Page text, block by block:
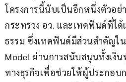
โครงการนี้นับเป็นอีกหนึ่งตัวอย่
กระทรวง อว. และเทดฟันด์ที่ได้
ธรรม ซึ่งเทดฟันด์มีส่วนสำคัญใน
Model ผ่านการสนับสนุนทั้งเงิน
ทางธุรกิจเพื่อช่วยให้ผู้ประกอ